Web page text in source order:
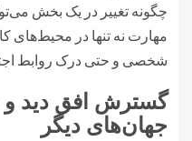
چگونه تغییر در یک بخش
مهارت نه تنها در محیط‌های
شخصی و حتی درک روابط
گسترش افق دید و
جهان‌های دیگر